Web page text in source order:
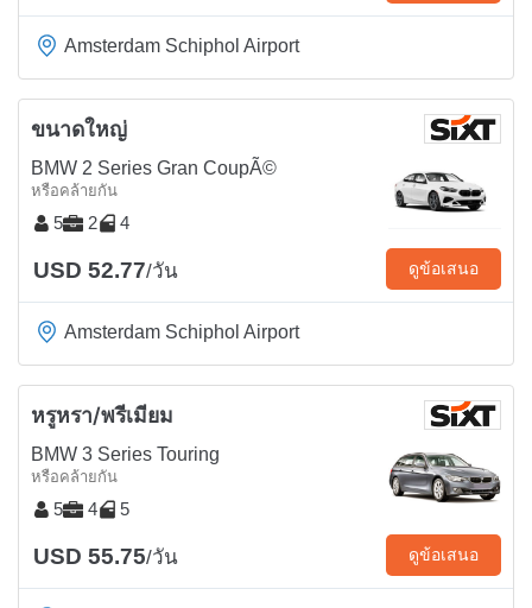
Amsterdam Schiphol Airport
ขนาดใหญ่
BMW 2 Series Gran CoupÃ©
หรือคล้ายกัน
5 2 4
USD 52.77/วัน ดูข้อเสนอ
Amsterdam Schiphol Airport
หรูหรา/พรีเมียม
BMW 3 Series Touring
หรือคล้ายกัน
5 4 5
USD 55.75/วัน ดูข้อเสนอ